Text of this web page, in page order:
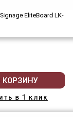
EliteBoard LK-
КОРЗИНУ
в 1 клик